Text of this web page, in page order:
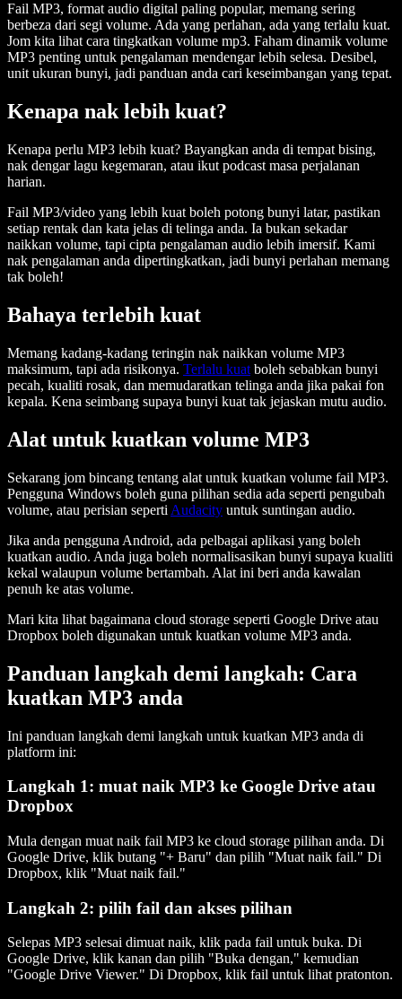
Fail MP3, format audio digital paling popular, memang sering
berbeza dari segi volume. Ada yang perlahan, ada yang terlalu kuat.
Jom kita lihat cara tingkatkan volume mp3. Faham dinamik volume
MP3 penting untuk pengalaman mendengar lebih selesa. Desibel,
unit ukuran bunyi, jadi panduan anda cari keseimbangan yang tepat.
Kenapa nak lebih kuat?
Kenapa perlu MP3 lebih kuat? Bayangkan anda di tempat bising,
nak dengar lagu kegemaran, atau ikut podcast masa perjalanan
harian.
Fail MP3/video yang lebih kuat boleh potong bunyi latar, pastikan
setiap rentak dan kata jelas di telinga anda. Ia bukan sekadar
naikkan volume, tapi cipta pengalaman audio lebih imersif. Kami
nak pengalaman anda dipertingkatkan, jadi bunyi perlahan memang
tak boleh!
Bahaya terlebih kuat
Memang kadang-kadang teringin nak naikkan volume MP3
maksimum, tapi ada risikonya. Terlalu kuat boleh sebabkan bunyi
pecah, kualiti rosak, dan memudaratkan telinga anda jika pakai fon
kepala. Kena seimbang supaya bunyi kuat tak jejaskan mutu audio.
Alat untuk kuatkan volume MP3
Sekarang jom bincang tentang alat untuk kuatkan volume fail MP3.
Pengguna Windows boleh guna pilihan sedia ada seperti pengubah
volume, atau perisian seperti Audacity untuk suntingan audio.
Jika anda pengguna Android, ada pelbagai aplikasi yang boleh
kuatkan audio. Anda juga boleh normalisasikan bunyi supaya kualiti
kekal walaupun volume bertambah. Alat ini beri anda kawalan
penuh ke atas volume.
Mari kita lihat bagaimana cloud storage seperti Google Drive atau
Dropbox boleh digunakan untuk kuatkan volume MP3 anda.
Panduan langkah demi langkah: Cara
kuatkan MP3 anda
Ini panduan langkah demi langkah untuk kuatkan MP3 anda di
platform ini:
Langkah 1: muat naik MP3 ke Google Drive atau
Dropbox
Mula dengan muat naik fail MP3 ke cloud storage pilihan anda. Di
Google Drive, klik butang "+ Baru" dan pilih "Muat naik fail." Di
Dropbox, klik "Muat naik fail."
Langkah 2: pilih fail dan akses pilihan
Selepas MP3 selesai dimuat naik, klik pada fail untuk buka. Di
Google Drive, klik kanan dan pilih "Buka dengan," kemudian
"Google Drive Viewer." Di Dropbox, klik fail untuk lihat pratonton.